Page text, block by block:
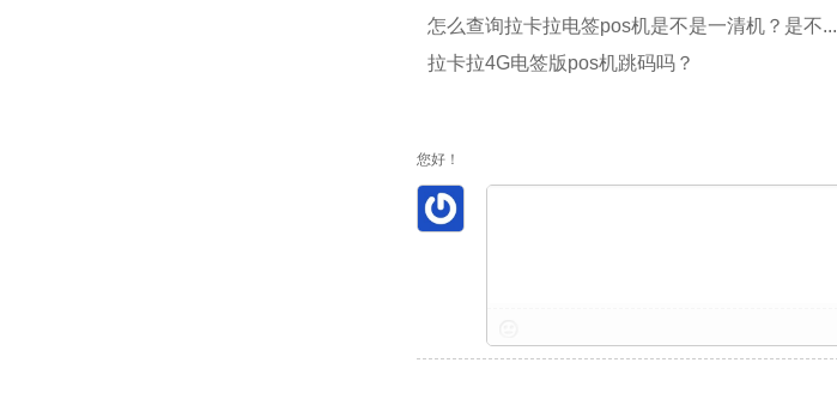
怎么查询拉卡拉电签pos机是不是一清机？是不...
拉卡拉4G电签版pos机跳码吗？
您好！